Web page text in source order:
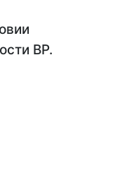
ВР.